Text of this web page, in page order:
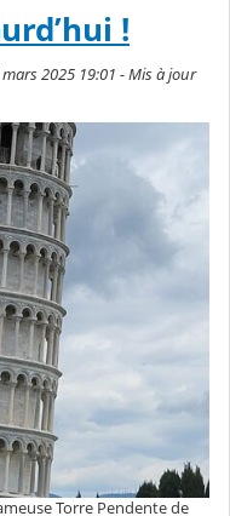
!
mars 2025 19:01 - Mis à jour
Torre Pendente de